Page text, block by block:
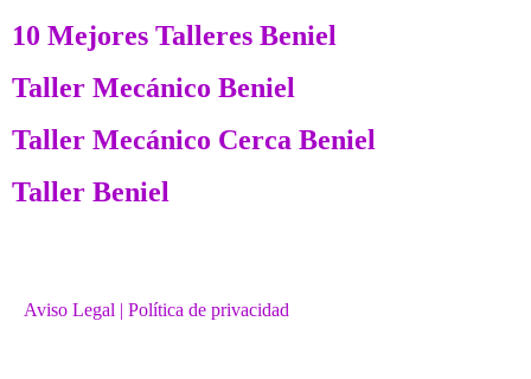
10 Mejores Talleres Beniel
Taller Mecánico Beniel
Taller Mecánico Cerca Beniel
Taller Beniel
Aviso Legal | Política de privacidad